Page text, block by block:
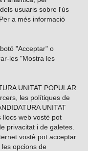
usuaris sobre l'ús
a més informació
"Acceptar" o
les "Mostra les
UNITAT POPULAR
les polítiques de
UNITAT
llocs web vostè pot
privacitat i de galetes.
vostè pot acceptar
opcions de
butlletí?
socials